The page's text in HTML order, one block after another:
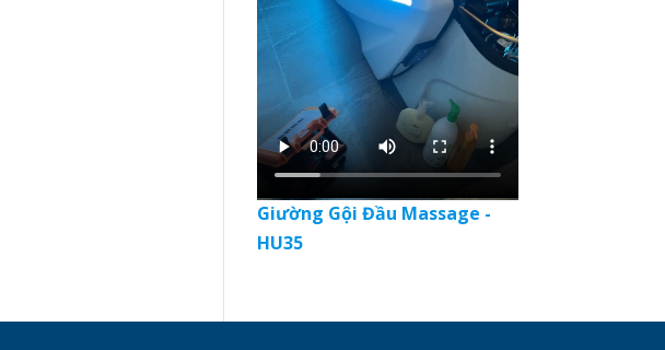
Giường Gội Đầu Massage -
HU35